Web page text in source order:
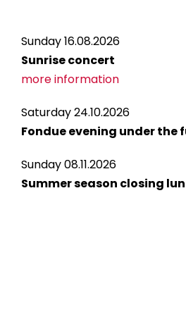
Sunday 16.08.2026
Sunrise concert
more information
Saturday 24.10.2026
Fondue evening under the
Sunday 08.11.2026
Summer season closing